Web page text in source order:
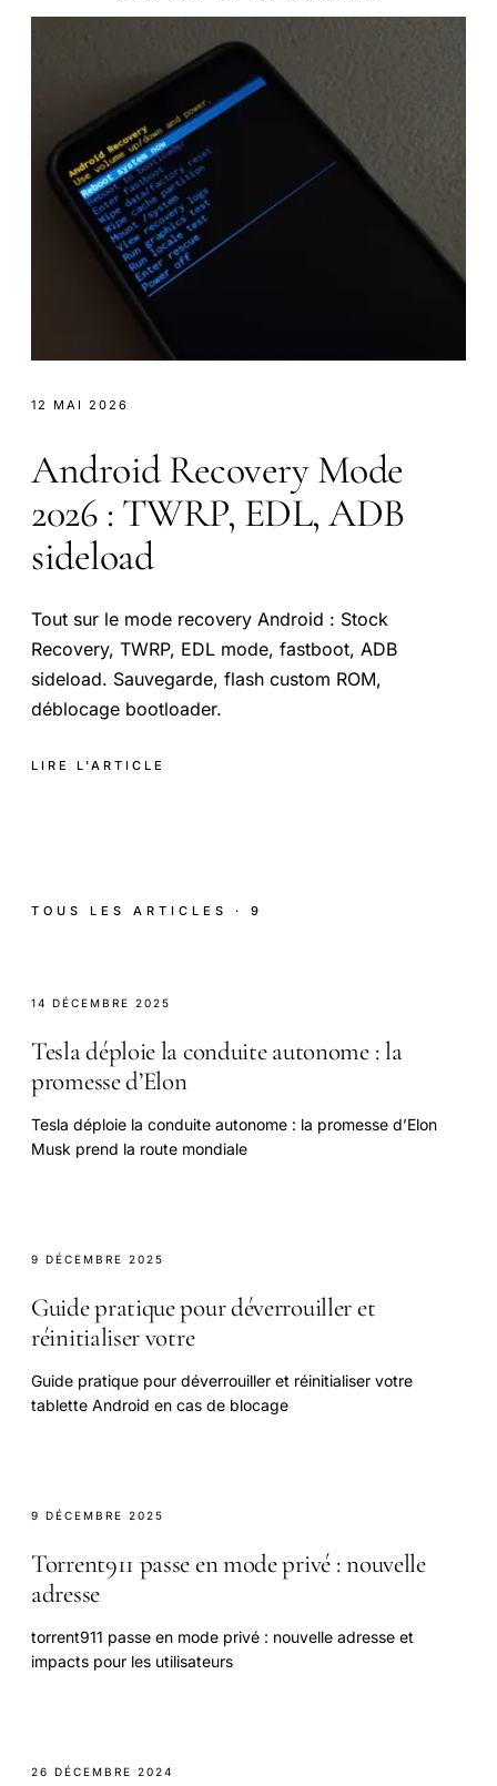
12 MAI 2026
Android Recovery Mode
2026 : TWRP, EDL, ADB
sideload
Tout sur le mode recovery Android : Stock
Recovery, TWRP, EDL mode, fastboot, ADB
sideload. Sauvegarde, flash custom ROM,
déblocage bootloader.
LIRE L'ARTICLE
TOUS LES ARTICLES · 9
14 DÉCEMBRE 2025
Tesla déploie la conduite autonome : la
promesse d’Elon
Tesla déploie la conduite autonome : la promesse d’Elon
Musk prend la route mondiale
9 DÉCEMBRE 2025
Guide pratique pour déverrouiller et
réinitialiser votre
Guide pratique pour déverrouiller et réinitialiser votre
tablette Android en cas de blocage
9 DÉCEMBRE 2025
Torrent911 passe en mode privé : nouvelle
adresse
torrent911 passe en mode privé : nouvelle adresse et
impacts pour les utilisateurs
26 DÉCEMBRE 2024